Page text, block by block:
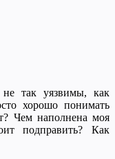
так уязвимы, как
хорошо понимать
Чем наполнена моя
подправить? Как